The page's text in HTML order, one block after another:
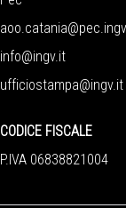
info@ingv.it
ufficiostampa@ingv.it
CODICE FISCALE
P.IVA 06838821004